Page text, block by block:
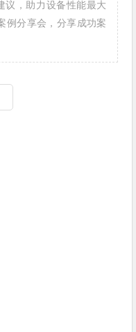
议，助力设备性能最大
例分享会，分享成功案